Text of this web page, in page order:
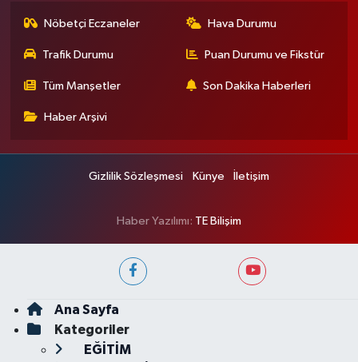
Nöbetçi Eczaneler Hava Durumu
Trafik Durumu Puan Durumu ve Fikstür
Tüm Manşetler Son Dakika Haberleri
Haber Arşivi
Gizlilik Sözleşmesi Künye İletişim
Haber Yazılımı: TE Bilişim
Ana Sayfa
Kategoriler
EĞİTİM